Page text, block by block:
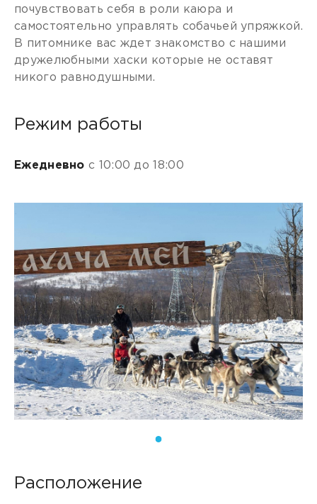
почувствовать себя в роли каюра и
самостоятельно управлять собачьей упряжкой.
В питомнике вас ждет знакомство с нашими
дружелюбными хаски которые не оставят
никого равнодушными.
Режим работы
Ежедневно с 10:00 до 18:00
Расположение